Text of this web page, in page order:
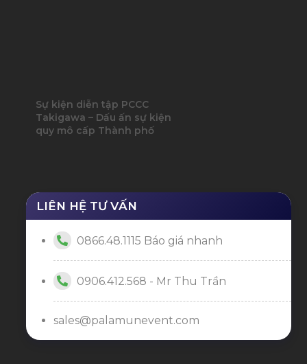
Sự kiện diễn tập PCCC
Takigawa – Dấu ấn sự kiện
quy mô cấp Thành phố
LIÊN HỆ TƯ VẤN
0866.48.1115 Báo giá nhanh
0906.412.568 - Mr Thu Trần
sales@palamunevent.com